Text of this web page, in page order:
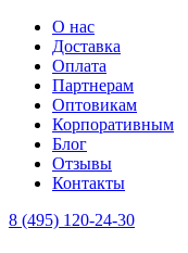
О нас
Доставка
Оплата
Партнерам
Оптовикам
Корпоративным
Блог
Отзывы
Контакты
8 (495) 120-24-30